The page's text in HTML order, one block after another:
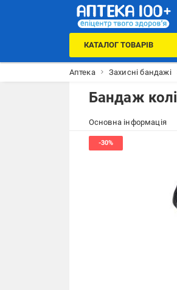
КАТАЛОГ ТОВАРІВ
Аптека Захисні бандажі
Бандаж
Основна інформація